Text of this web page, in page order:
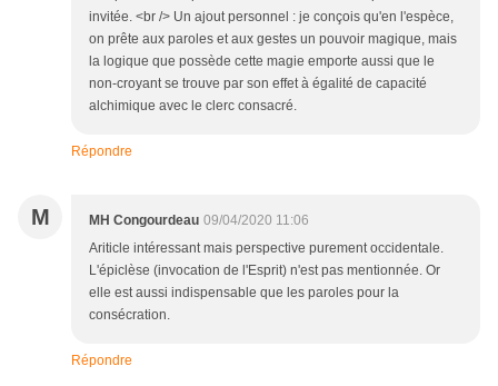
invitée. <br /> Un ajout personnel : je conçois qu'en l'espèce,
on prête aux paroles et aux gestes un pouvoir magique, mais
la logique que possède cette magie emporte aussi que le
non-croyant se trouve par son effet à égalité de capacité
alchimique avec le clerc consacré.
Répondre
M MH Congourdeau 09/04/2020 11:06
Ariticle intéressant mais perspective purement occidentale.
L'épiclèse (invocation de l'Esprit) n'est pas mentionnée. Or
elle est aussi indispensable que les paroles pour la
consécration.
Répondre